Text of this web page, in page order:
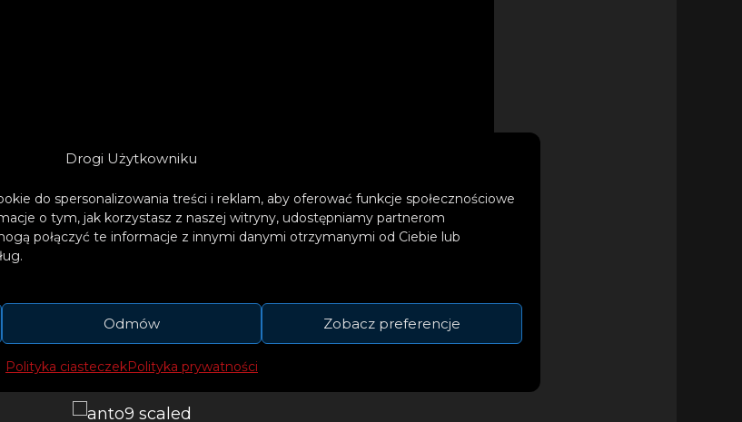
Drogi Użytkowniku
do spersonalizowania treści i reklam, aby oferować funkcje społecznościowe
o tym, jak korzystasz z naszej witryny, udostępniamy partnerom
połączyć te informacje z innymi danymi otrzymanymi od Ciebie lub
Odmów Zobacz preferencje
Polityka ciasteczekPolityka prywatności
wykształcenia psycholożka, a z doświadczenia